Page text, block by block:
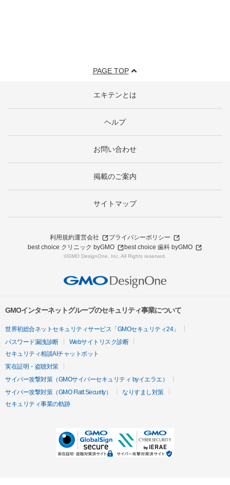
PAGE TOP
エキテンとは
ヘルプ
お問い合わせ
掲載のご案内
サイトマップ
利用規約運営会社
プライバシーポリシー
best choice クリニック byGMO
best choice 歯科 byGMO
©GMO DesignOne, Inc. All Rights reserved.
GMOインターネットグループのセキュリティ事業について
世界初総合ネットセキュリティサービス「GMOセキュリティ24」
パスワード漏洩診断
Webサイトリスク診断
セキュリティ相談AIチャットボット
実在証明・盗聴対策
サイバー攻撃対策（GMOサイバーセキュリティ byイエラエ）
サイバー攻撃対策（GMO Flatt Security）
なりすまし対策
セキュリティ事業の軌跡